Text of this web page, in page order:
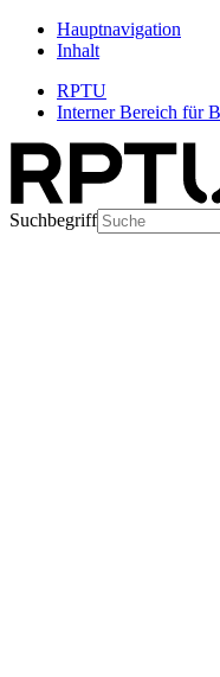
Hauptnavigation
Inhalt
RPTU
Interner Bereich für
Suchbegriff